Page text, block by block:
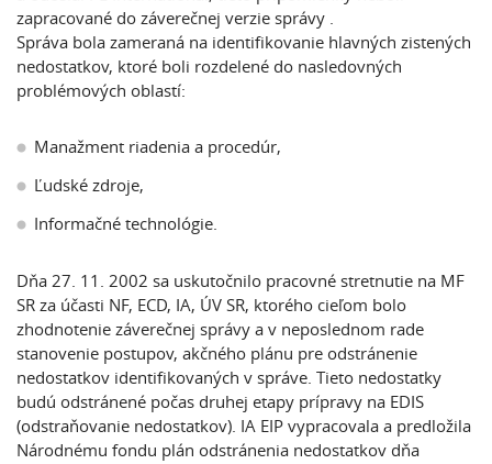
zapracované do záverečnej verzie správy .
Správa bola zameraná na identifikovanie hlavných zistených
nedostatkov, ktoré boli rozdelené do nasledovných
problémových oblastí:
Manažment riadenia a procedúr,
Ľudské zdroje,
Informačné technológie.
Dňa 27. 11. 2002 sa uskutočnilo pracovné stretnutie na MF
SR za účasti NF, ECD, IA, ÚV SR, ktorého cieľom bolo
zhodnotenie záverečnej správy a v neposlednom rade
stanovenie postupov, akčného plánu pre odstránenie
nedostatkov identifikovaných v správe. Tieto nedostatky
budú odstránené počas druhej etapy prípravy na EDIS
(odstraňovanie nedostatkov). IA EIP vypracovala a predložila
Národnému fondu plán odstránenia nedostatkov dňa